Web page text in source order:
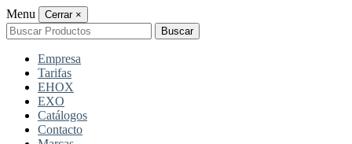
Menu Cerrar ×
Buscar
por:
Buscar
Empresa
Tarifas
EHOX
EXO
Catálogos
Contacto